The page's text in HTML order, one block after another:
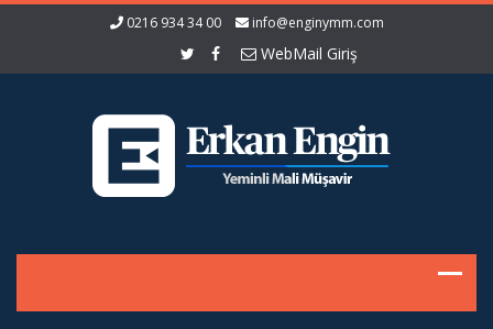
0216 934 34 00 info@enginymm.com
WebMail Giriş